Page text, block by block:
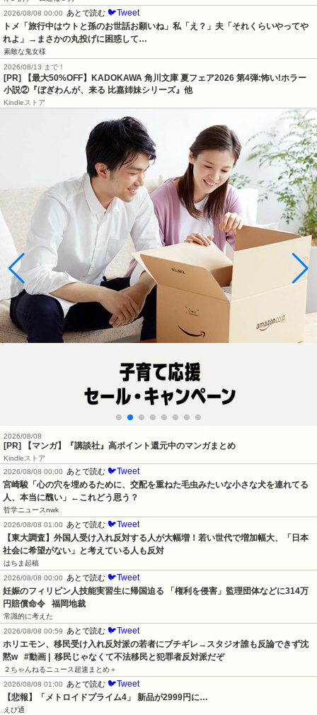
2026/08/08 00:00 あとで読む 🐦Tweet
トメ「旅行中はウトと孫のお世話お願いね」私「え？」夫「それくらいやってや
れよ」→まさかの丸投げに困惑して…
素敵な鬼女様
2026/08/13 まで！
[PR] 【最大50%OFF】KADOKAWA 角川文庫 夏フェア2026 第4弾:怖い!ホラー
小説②『ぼぎわんが、来る 比嘉姉妹シリーズ』他
Kindleストア
2026/08/08
[PR] 【マンガ】『講談社』高ポイント還元中のマンガまとめ
Kindleストア
2026/08/08 00:00 あとで読む 🐦Tweet
宮崎駿「心の穴を埋めるために、交配を重ねた毛虫みたいな小さな犬を連れてる
人、本当に醜い」←これどう思う？
哲学ニュースnwk
2026/08/08 01:00 あとで読む 🐦Tweet
【東大調査】外国人受け入れ反対する人が大幅増！若い世代で増加幅大、「日本
社会に希望がない」と考えている人も反対
はちま起稿
2026/08/08 00:00 あとで読む 🐦Tweet
妊娠のフィリピン人技能実習生に帰国迫る 「権利を侵害」監理団体などに314万
円賠償命令   福岡地裁
常識的に考えた
2026/08/08 00:59 あとで読む 🐦Tweet
ホリエモン、移民受け入れ反対派の若者にブチギレ→スタジオ誰も反論できず沈
黙w   #動画 |  移民じゃなくて不法移民と犯罪者反対派だぞ
２ちゃんねるニュース超速まとめ＋
2026/08/08 01:00 あとで読む 🐦Tweet
【悲報】「メトロイドプライム4」 新品が2999円に…
えび通